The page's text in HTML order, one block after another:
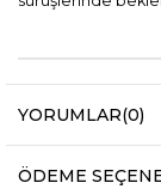
YORUMLAR(0)
ÖDEME